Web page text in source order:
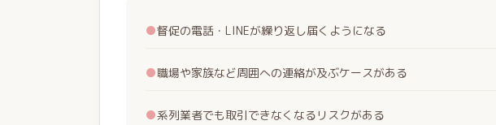
●督促の電話・LINEが繰り返し届くようになる
●職場や家族など周囲への連絡が及ぶケースがある
●系列業者でも取引できなくなるリスクがある